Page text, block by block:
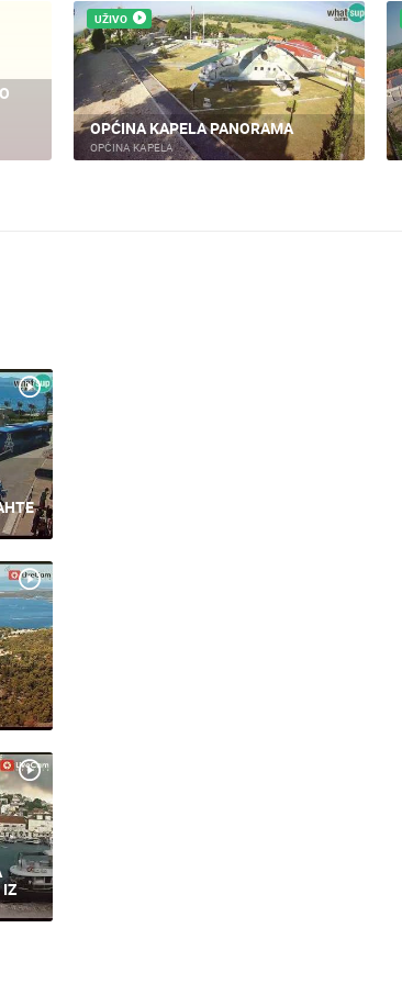
UŽIVO
OPĆINA KAPELA PANORAMA
OPĆINA KAPELA